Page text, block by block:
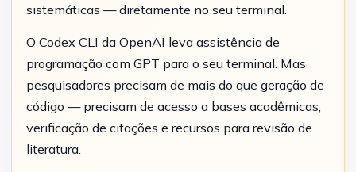
sistemáticas — diretamente no seu terminal.
O Codex CLI da OpenAI leva assistência de
programação com GPT para o seu terminal. Mas
pesquisadores precisam de mais do que geração de
código — precisam de acesso a bases acadêmicas,
verificação de citações e recursos para revisão de
literatura.